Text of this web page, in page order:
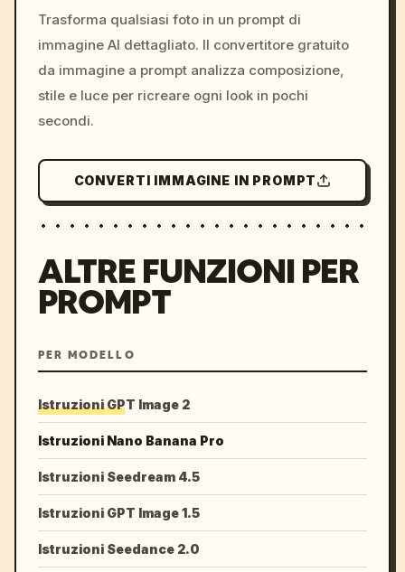
colors, 8k --v 6.0
Trasforma qualsiasi foto in un prompt di
immagine AI dettagliato. Il convertitore gratuito
da immagine a prompt analizza composizione,
stile e luce per ricreare ogni look in pochi
secondi.
CONVERTI IMMAGINE IN PROMPT
ALTRE FUNZIONI PER
PROMPT
PER MODELLO
Istruzioni GPT Image 2
Istruzioni Nano Banana Pro
Istruzioni Seedream 4.5
Istruzioni GPT Image 1.5
Istruzioni Seedance 2.0